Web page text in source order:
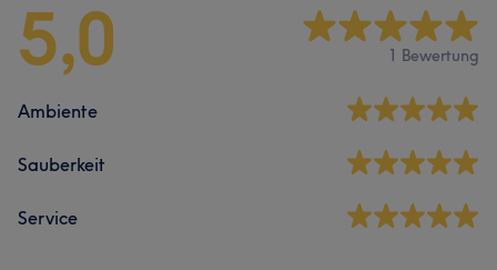
5,0 1 Bewertung
Ambiente
Sauberkeit
Service